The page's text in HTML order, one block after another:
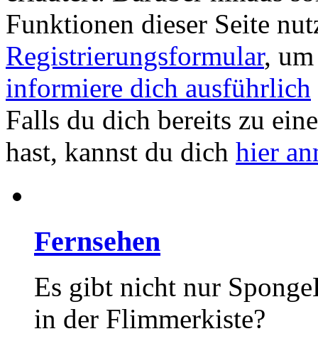
Funktionen dieser Seite
Registrierungsformular,
informiere dich ausführlich
Falls du dich bereits zu
hast, kannst du dich hier
Fernsehen
Es gibt nicht nur
in der Flimmerkiste?